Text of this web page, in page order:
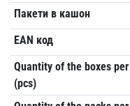
Пакети в кашон
EAN код
Quantity of the boxes
(pcs)